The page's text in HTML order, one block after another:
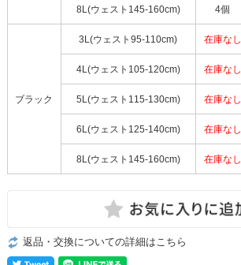
8L(ウェスト145-160cm) 4個
ブラック
3L(ウェスト95-110cm) 在庫なし
4L(ウェスト105-120cm) 在庫なし
5L(ウェスト115-130cm) 在庫なし
6L(ウェスト125-140cm) 在庫なし
8L(ウェスト145-160cm) 在庫なし
返品・交換についての詳細はこちら